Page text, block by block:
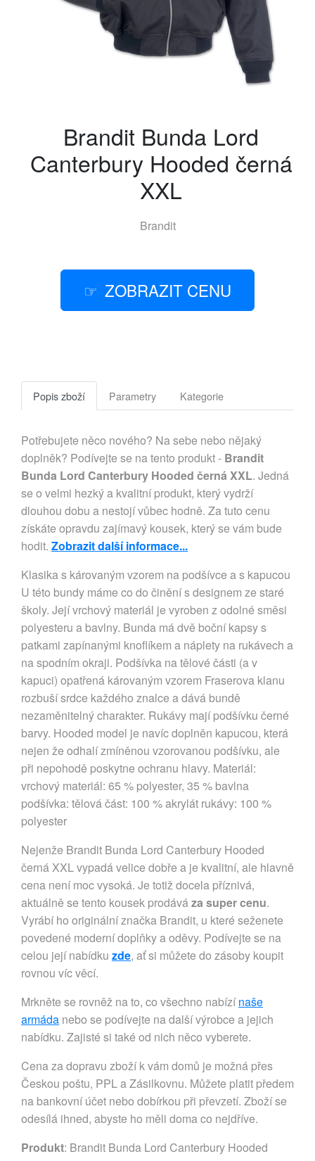
Brandit Bunda Lord
Canterbury Hooded černá
XXL
Brandit
ZOBRAZIT CENU
Popis zboží Parametry Kategorie
Potřebujete něco nového? Na sebe nebo nějaký
doplněk? Podívejte se na tento produkt - Brandit
Bunda Lord Canterbury Hooded černá XXL. Jedná
se o velmi hezký a kvalitní produkt, který vydrží
dlouhou dobu a nestojí vůbec hodně. Za tuto cenu
získáte opravdu zajímavý kousek, který se vám bude
hodit. Zobrazit další informace...
Klasika s károvaným vzorem na podšívce a s kapucou
U této bundy máme co do činění s designem ze staré
školy. Její vrchový materiál je vyroben z odolné směsi
polyesteru a bavlny. Bunda má dvě boční kapsy s
patkami zapínanými knoflíkem a náplety na rukávech a
na spodním okraji. Podšívka na tělové části (a v
kapuci) opatřená károvaným vzorem Fraserova klanu
rozbuší srdce každého znalce a dává bundě
nezaměnitelný charakter. Rukávy mají podšívku černé
barvy. Hooded model je navíc doplněn kapucou, která
nejen že odhalí zmíněnou vzorovanou podšívku, ale
při nepohodě poskytne ochranu hlavy. Materiál:
vrchový materiál: 65 % polyester, 35 % bavlna
podšívka: tělová část: 100 % akrylát rukávy: 100 %
polyester
Nejenže Brandit Bunda Lord Canterbury Hooded
černá XXL vypadá velice dobře a je kvalitní, ale hlavně
cena není moc vysoká. Je totiž docela příznivá,
aktuálně se tento kousek prodáváza super cenu.
Vyrábí ho originální značka Brandit, u které seženete
povedené moderní doplňky a oděvy. Podívejte se na
celou její nabídku zde, ať si můžete do zásoby koupit
rovnou víc věcí.
Mrkněte se rovněž na to, co všechno nabízínaše
armáda nebo se podívejte na další výrobce a jejich
nabídku. Zajisté si také od nich něco vyberete.
Cena za dopravu zboží k vám domů je možná přes
Českou poštu, PPL a Zásilkovnu. Můžete platit předem
na bankovní účet nebo dobírkou při převzetí. Zboží se
odesílá ihned, abyste ho měli doma co nejdříve.
Produkt: Brandit Bunda Lord Canterbury Hooded